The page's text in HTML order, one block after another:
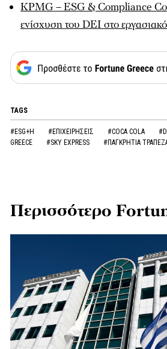
KPMG – ESG & Compliance
ενίσχυση του DEΙ στο
TAGS
#ESG+H #ΕΠΙΧΕΙΡΗΣΕΙΣ #COCA COLA
GREECE
#SKY EXPRESS #ΠΑΓΚΡΗΤΙΑ
Περισσότερο